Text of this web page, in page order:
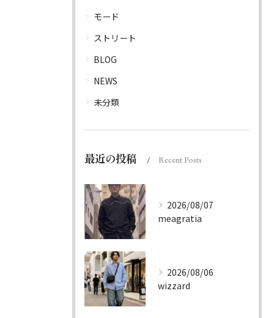
モード
ストリート
BLOG
NEWS
未分類
最近の投稿 Recent Posts
2026/08/07
meagratia
2026/08/06
wizzard